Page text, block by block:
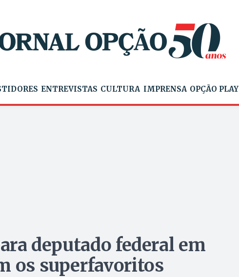
ENTREVISTAS CULTURA IMPRENSA OPÇÃO PLAY
deputado federal em
os superfavoritos